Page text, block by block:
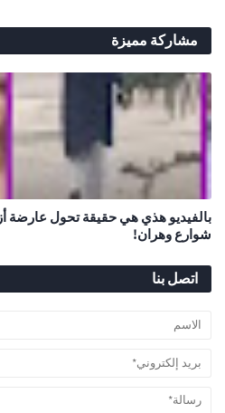
مشاركة مميزة
بالفيديو هذي هي حقيقة تحول عارضة
شوارع وهران!
اتصل بنا